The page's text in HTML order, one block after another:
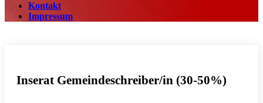
Kontakt
Impressum
Inserat Gemeindeschreiber/in (30-50%)